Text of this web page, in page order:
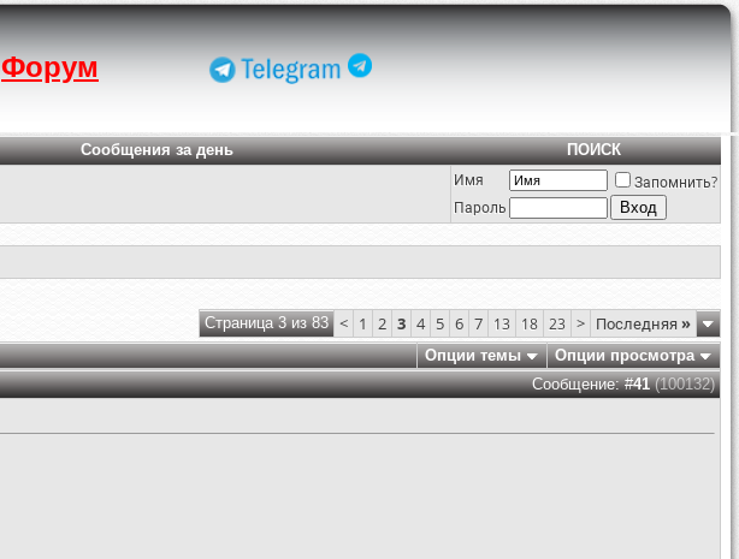
Форум
Сообщения за день ПОИСК
Имя
Запомнить?
Пароль
Страница 3 из 83 < 1 2 3 4 5 6 7 13 18 23 > Последняя»
Опции темы
Опции просмотра
Сообщение: #41(100132)